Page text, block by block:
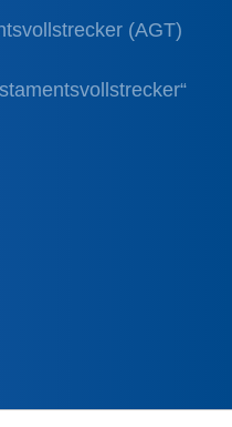
(AGT)